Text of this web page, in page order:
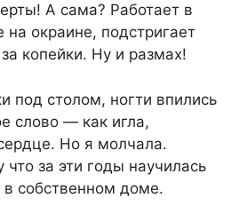
А сама? Работает в
на окраине, подстригает
копейки. Ну и размах!
под столом, ногти впились
слово — как игла,
Но я молчала.
за эти годы научилась
собственном доме.